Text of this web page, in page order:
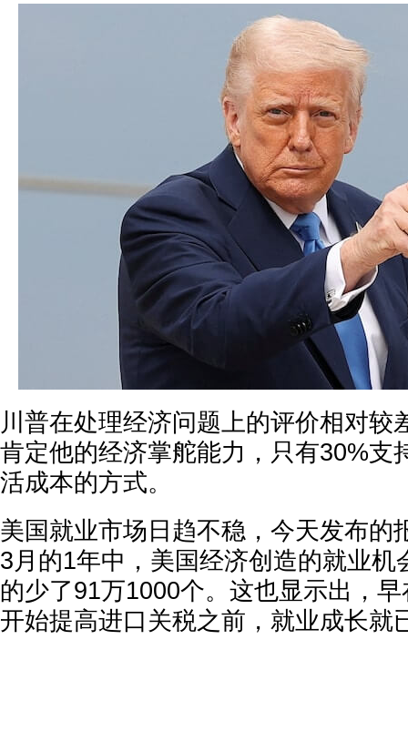
川普在处理经济问题上的评价相对较
肯定他的经济掌舵能力，只有30%支
活成本的方式。
美国就业市场日趋不稳，今天发布的
3月的1年中，美国经济创造的就业机
的少了91万1000个。这也显示出，
开始提高进口关税之前，就业成长就